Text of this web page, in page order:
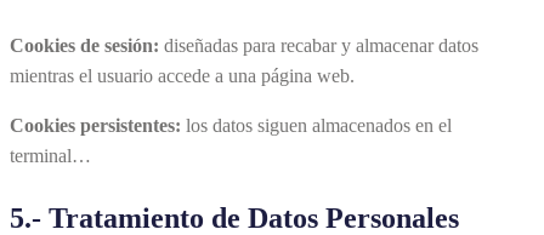
Cookies de sesión: diseñadas para recabar y almacenar datos
mientras el usuario accede a una página web.
Cookies persistentes: los datos siguen almacenados en el
terminal…
5.- Tratamiento de Datos Personales